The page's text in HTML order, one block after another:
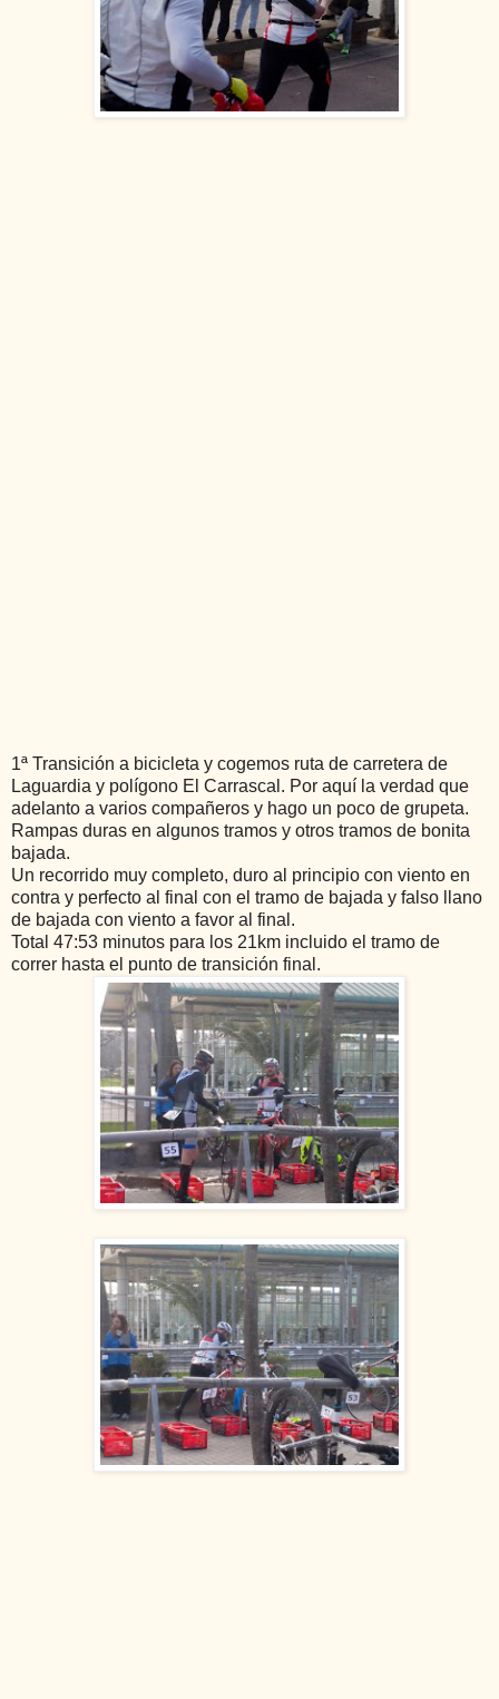
1ª Transición a bicicleta y cogemos ruta de carretera de
Laguardia y polígono El Carrascal. Por aquí la verdad que
adelanto a varios compañeros y hago un poco de grupeta.
Rampas duras en algunos tramos y otros tramos de bonita
bajada.
Un recorrido muy completo, duro al principio con viento en
contra y perfecto al final con el tramo de bajada y falso llano
de bajada con viento a favor al final.
Total 47:53 minutos para los 21km incluido el tramo de
correr hasta el punto de transición final.